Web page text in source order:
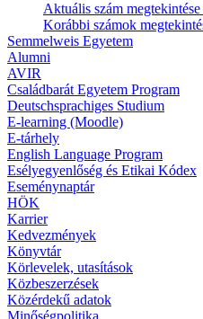
Aktuális szám
Korábbi számok
Semmelweis Egyetem
Alumni
AVIR
Családbarát Egyetem Program
Deutschsprachiges Studium
E-learning (Moodle)
E-tárhely
English Language Program
Esélyegyenlőség és Etikai Kódex
Eseménynaptár
HÖK
Karrier
Kedvezmények
Könyvtár
Körlevelek, utasítások
Közbeszerzések
Közérdekű adatok